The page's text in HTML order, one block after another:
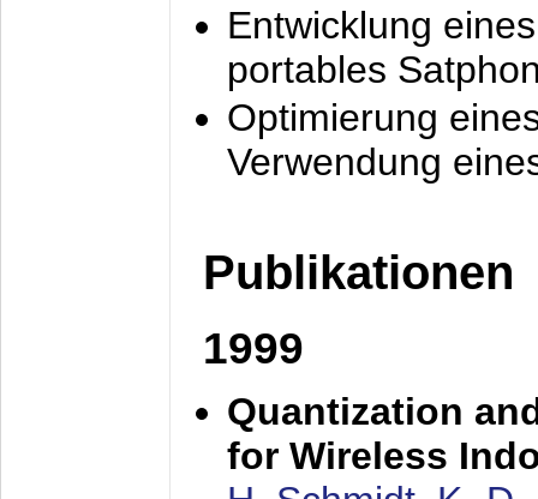
Entwicklung
portables
Optimierung
Verwendung
Publikationen
1999
Quantization
for Wireless